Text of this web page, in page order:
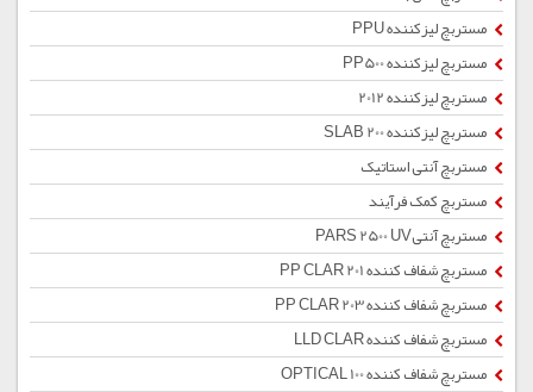
مستربچ لیزکننده PPU
مستربچ لیزکننده PP500
مستربچ لیزکننده 2012
مستربچ لیزکننده SLAB 200
مستربچ آنتی استاتیک
مستربچ کمک فرآیند
مستربچ آنتیPARS 2500 UV
مستربچ شفاف کننده PP CLAR 201
مستربچ شفاف کننده PP CLAR 203
مستربچ شفاف کننده LLD CLAR
مستربچ شفاف کننده OPTICAL 100